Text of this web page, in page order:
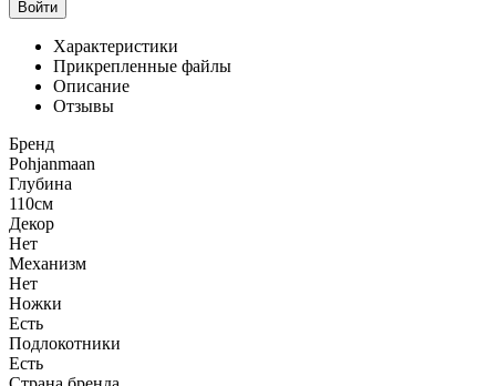
Войти
Характеристики
Прикрепленные файлы
Описание
Отзывы
Бренд
Pohjanmaan
Глубина
110см
Декор
Нет
Механизм
Нет
Ножки
Есть
Подлокотники
Есть